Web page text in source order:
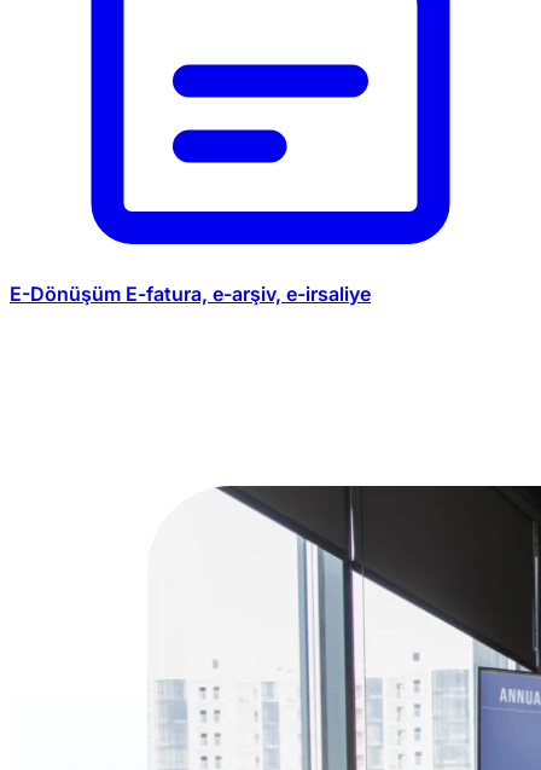
E-Dönüşüm E-fatura, e-arşiv, e-irsaliye